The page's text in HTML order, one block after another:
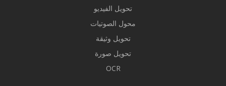
تحويل الفيديو
محول الصوتيات
تحويل وثيقة
تحويل صورة
OCR